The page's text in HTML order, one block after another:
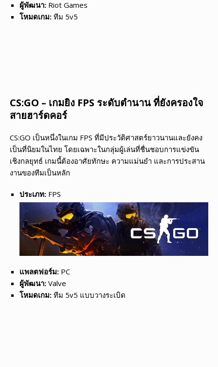
ผู้พัฒนา: Riot Games
โหมดเกม: ทีม 5v5
CS:GO – เกมยิง FPS ระดับตำนาน ที่ยังครองใจ
สายฮาร์ดคอร์
CS:GO เป็นหนึ่งในเกม FPS ที่มีประวัติศาสตร์ยาวนานและยังคง
เป็นที่นิยมในไทย โดยเฉพาะในกลุ่มผู้เล่นที่ชื่นชอบการแข่งขัน
เชิงกลยุทธ์ เกมนี้ต้องอาศัยทักษะ ความแม่นยำ และการประสาน
งานของทีมเป็นหลัก
ประเภท: FPS
แพลตฟอร์ม: PC
ผู้พัฒนา: Valve
โหมดเกม: ทีม 5v5 แบบวางระเบิด